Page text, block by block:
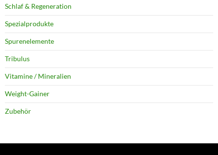
Schlaf & Regeneration
Spezialprodukte
Spurenelemente
Tribulus
Vitamine / Mineralien
Weight-Gainer
Zubehör